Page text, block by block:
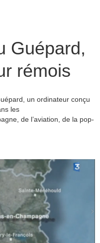
Guépard,
rémois
un ordinateur conçu
les
de l’aviation, de la pop-